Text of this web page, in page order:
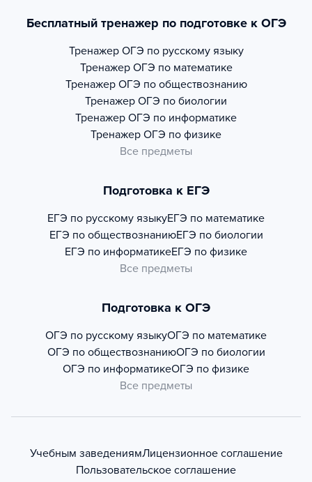
Бесплатный тренажер по подготовке к ОГЭ
Тренажер ОГЭ по русскому языку
Тренажер ОГЭ по математике
Тренажер ОГЭ по обществознанию
Тренажер ОГЭ по биологии
Тренажер ОГЭ по информатике
Тренажер ОГЭ по физике
Все предметы
Подготовка к ЕГЭ
ЕГЭ по русскому языкуЕГЭ по математике
ЕГЭ по обществознаниюЕГЭ по биологии
ЕГЭ по информатикеЕГЭ по физике
Все предметы
Подготовка к ОГЭ
ОГЭ по русскому языкуОГЭ по математике
ОГЭ по обществознаниюОГЭ по биологии
ОГЭ по информатикеОГЭ по физике
Все предметы
Учебным заведениямЛицензионное соглашение
Пользовательское соглашение